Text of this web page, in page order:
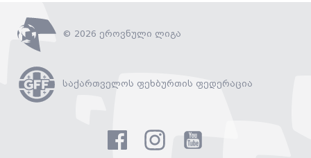
© 2026 ეროვნული ლიგა
საქართველოს ფეხბურთის ფედერაცია